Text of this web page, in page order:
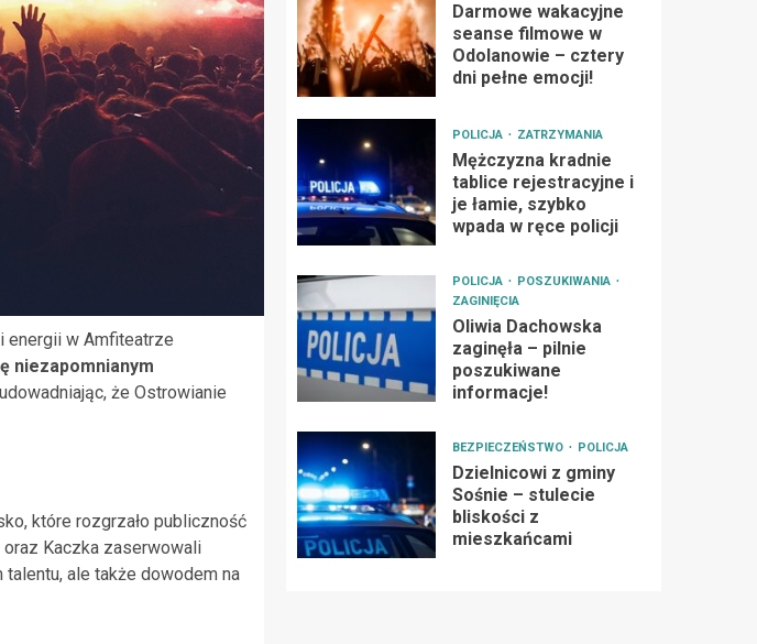
energii w Amfiteatrze
niezapomnianym
że Ostrowianie
które rozgrzało publiczność
oraz Kaczka zaserwowali
talentu, ale także dowodem na
Darmowe wakacyjne
seanse filmowe w
Odolanowie – cztery
dni pełne emocji!
POLICJA ZATRZYMANIA
Mężczyzna kradnie
tablice rejestracyjne i
je łamie, szybko
wpada w ręce policji
POLICJA
POSZUKIWANIA
ZAGINIĘCIA
Oliwia Dachowska
zaginęła – pilnie
poszukiwane
informacje!
BEZPIECZEŃSTWO POLICJA
Dzielnicowi z gminy
Sośnie – stulecie
bliskości z
mieszkańcami